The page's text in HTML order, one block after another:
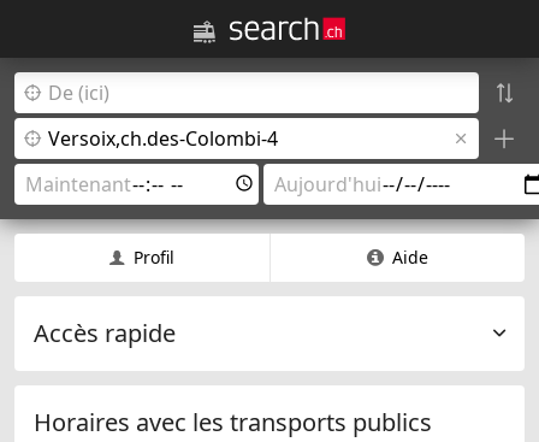
Profil Aide
Accès rapide
Horaires avec les transports publics